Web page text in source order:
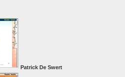
Patrick De Swert